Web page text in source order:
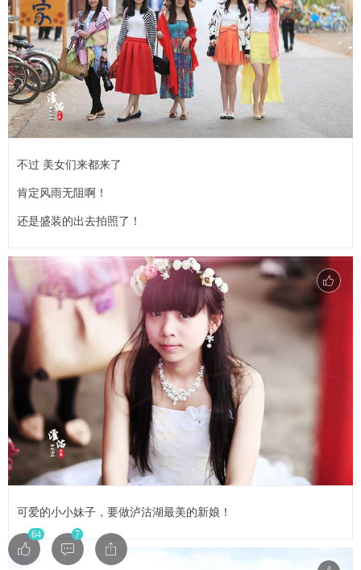
不过 美女们来都来了
肯定风雨无阻啊！
还是盛装的出去拍照了！
可爱的小小妹子，要做泸沽湖最美的新娘！
64 7